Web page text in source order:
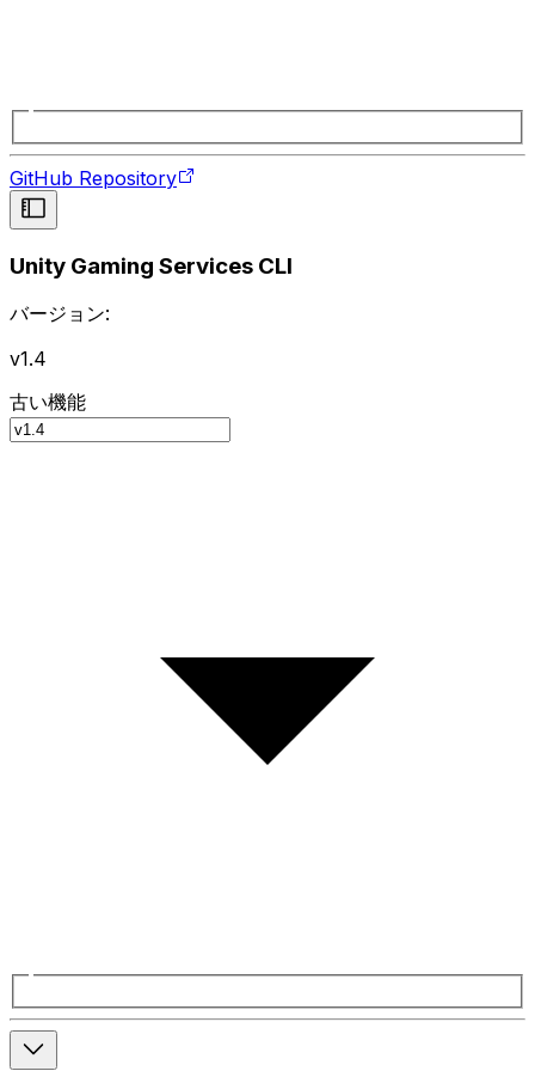
GitHub Repository
Unity Gaming Services CLI
バージョン:
v1.4
古い機能